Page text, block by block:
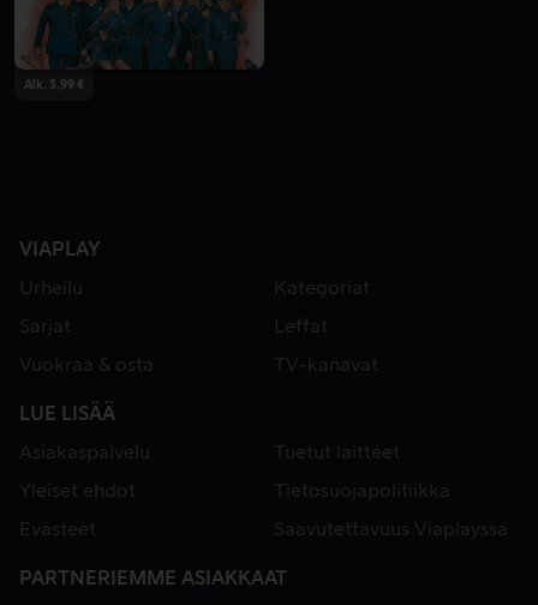
Alk. 3,99 €
VIAPLAY
Urheilu
Kategoriat
Sarjat
Leffat
Vuokraa & osta
TV-kanavat
LUE LISÄÄ
Asiakaspalvelu
Tuetut laitteet
Yleiset ehdot
Tietosuojapolitiikka
Evästeet
Saavutettavuus Viaplayssa
PARTNERIEMME ASIAKKAAT